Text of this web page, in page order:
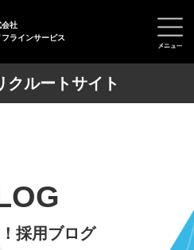
会社
フラインサービス
クルートサイト
採用ブログ